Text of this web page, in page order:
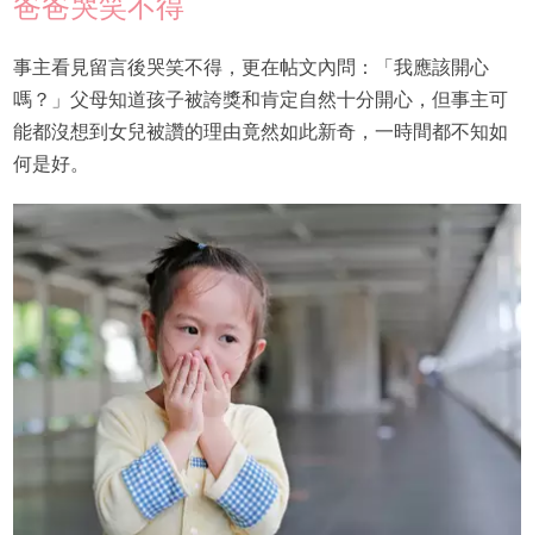
爸爸哭笑不得
事主看見留言後哭笑不得，更在帖文內問：「我應該開心
嗎？」父母知道孩子被誇獎和肯定自然十分開心，但事主可
能都沒想到女兒被讚的理由竟然如此新奇，一時間都不知如
何是好。